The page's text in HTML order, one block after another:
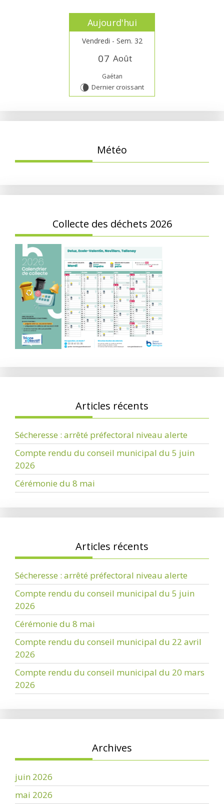
Aujourd'hui
Vendredi - Sem. 32
07 Août
Gaétan
V Dernier croissant
Météo
Collecte des déchets 2026
Articles récents
Sécheresse : arrêté préfectoral niveau alerte
Compte rendu du conseil municipal du 5 juin
2026
Cérémonie du 8 mai
Articles récents
Sécheresse : arrêté préfectoral niveau alerte
Compte rendu du conseil municipal du 5 juin
2026
Cérémonie du 8 mai
Compte rendu du conseil municipal du 22 avril
2026
Compte rendu du conseil municipal du 20 mars
2026
Archives
juin 2026
mai 2026